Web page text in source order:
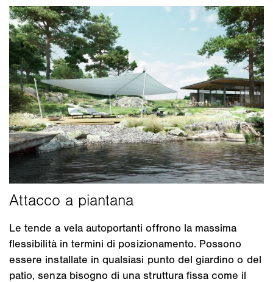
Le tende a vela autoportanti offrono la massima
flessibilità in termini di posizionamento. Possono
essere installate in qualsiasi punto del giardino o del
patio, senza bisogno di una struttura fissa come il